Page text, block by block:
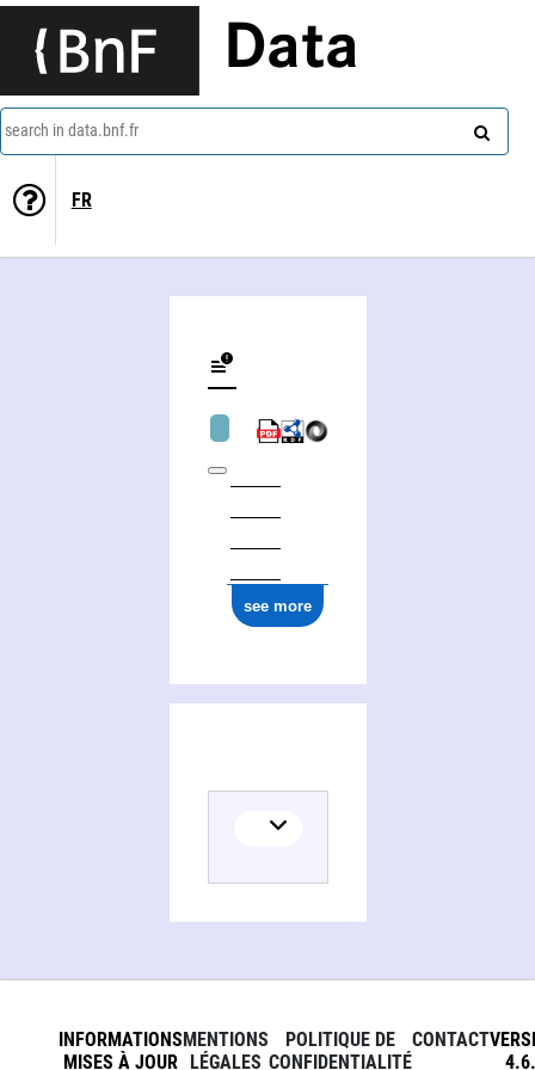
Data
search in data.bnf.fr
FR
see more
INFORMATIONS
MISES À JOUR
MENTIONS
LÉGALES
POLITIQUE DE
CONFIDENTIALITÉ
CONTACT